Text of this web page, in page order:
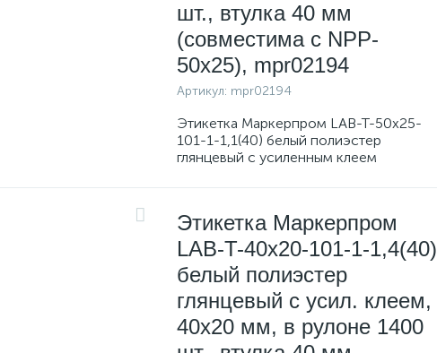
шт., втулка 40 мм
(совместима с NPP-
50x25), mpr02194
Артикул: mpr02194
Этикетка Маркерпром LAB-T-50x25-
101-1-1,1(40) белый полиэстер
глянцевый с усиленным клеем
Этикетка Маркерпром
LAB-T-40x20-101-1-1,4(40)
белый полиэстер
глянцевый с усил. клеем,
40х20 мм, в рулоне 1400